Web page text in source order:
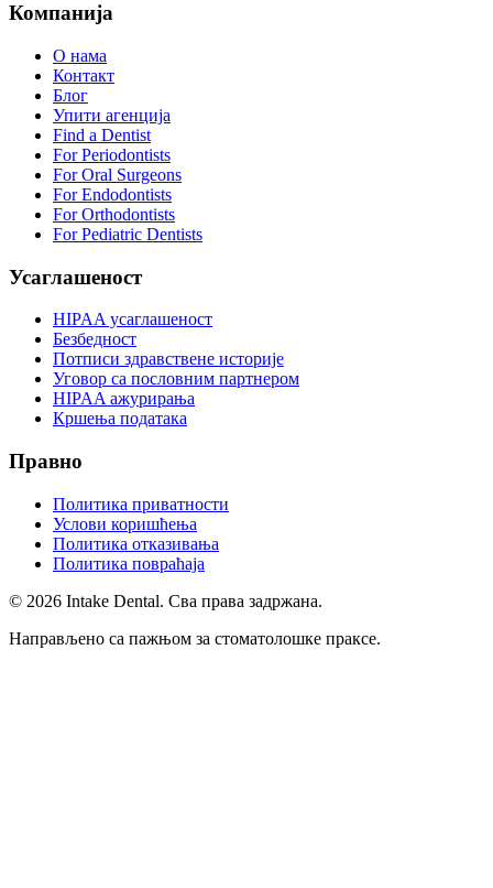
Компанија
О нама
Контакт
Блог
Упити агенција
Find a Dentist
For Periodontists
For Oral Surgeons
For Endodontists
For Orthodontists
For Pediatric Dentists
Усаглашеност
HIPAA усаглашеност
Безбедност
Потписи здравствене историје
Уговор са пословним партнером
HIPAA ажурирања
Кршења података
Правно
Политика приватности
Услови коришћења
Политика отказивања
Политика повраћаја
© 2026 Intake Dental. Сва права задржана.
Направљено са пажњом за стоматолошке праксе.